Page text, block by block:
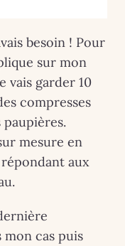
besoin ! Pour
sur mon
vais garder 10
compresses
paupières.
mesure en
aux
cas puis